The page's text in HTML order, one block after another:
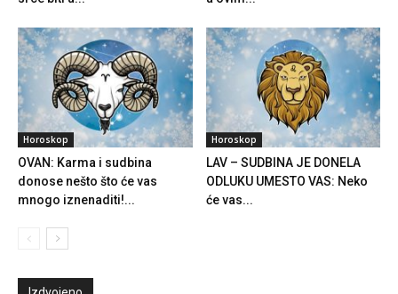
Horoskop
OVAN: Karma i sudbina
donose nešto što će vas
mnogo iznenaditi!...
Horoskop
LAV – SUDBINA JE DONELA
ODLUKU UMESTO VAS: Neko
će vas...